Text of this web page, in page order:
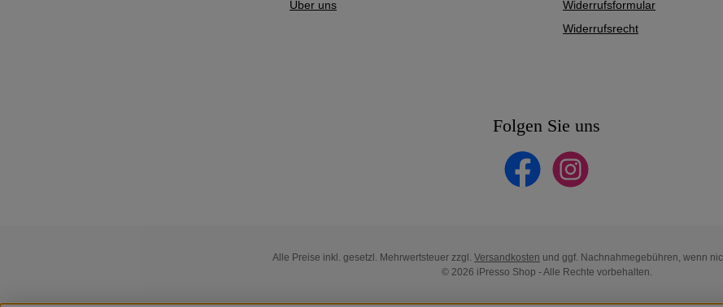
Über uns
Widerrufsformular
Widerrufsrecht
Folgen Sie uns
Facebook Instagram
Alle Preise inkl. gesetzl. Mehrwertsteuer zzgl. Versandkosten und ggf. Nachnahmegebühren, wenn
© 2026 iPresso Shop - Alle Rechte vorbehalten.